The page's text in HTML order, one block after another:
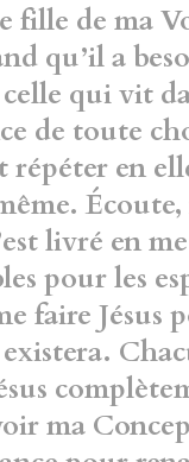
fille de ma
qu’il a
celle qui vit
de toute
répéter en
livré en
pour les
faire Jésus
ma